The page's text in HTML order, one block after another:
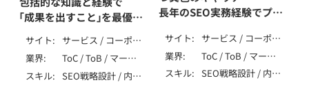
宅・工務店 / 教育・学
習・スクール / 旅行・
観光・ホテル / エン
タメ・メディア / 求
人・転職・人材 / 士業
（弁護士・税理士・行
/ SEO歴7～9年 / そ
の他（特殊業務）
行政書士・社労士等）
ア・クラウド
「成果を出すこと」を最優先
鈴木 淑雅 / Suzuki
Yoshimasa
サイト
サービス / コーポレ
ート / ローカル / メ
ディア / アフィリエ
イト / EC / ポータ
業界
ToC / ToB / マーケ
ティング・IT・テクノ
ロジー / 生活全般
スキル
SEO戦略設計 / 内部
長年のSEO実務経験でプロ
玉村 嘉隆 / Tamamura
Yoshitaka
サイト
サービス / コーポレ
ート / ローカル / メ
ディア / アフィリエ
イト / EC / ポータ
業界
ToC / ToB / マーケ
ティング・IT・テクノ
ロジー / 製造・イン
スキル
SEO戦略設計 / 内部